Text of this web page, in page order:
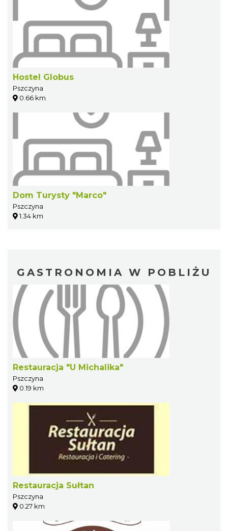
Hostel Globus
Pszczyna
0.66 km
Dom Turysty "Marco"
Pszczyna
1.34 km
GASTRONOMIA W POBLIŻU
Restauracja "U Michalika"
Pszczyna
0.19 km
Restauracja Sułtan
Pszczyna
0.27 km